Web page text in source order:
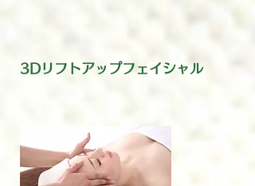
3Dリフトアップフェイシャル